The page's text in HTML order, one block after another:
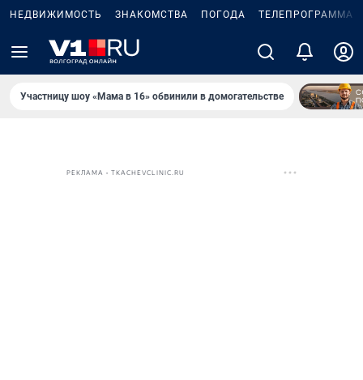
НЕДВИЖИМОСТЬ ЗНАКОМСТВА ПОГОДА ТЕЛЕПРОГРАММА
Участницу шоу «Мама в 16» обвинили в домогательстве
РЕКЛАМА • TKACHEVCLINIC.RU